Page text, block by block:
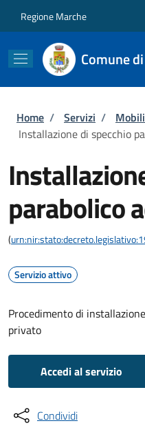
Regione Marche
Comune
Briciole di
Home / Servizi /
Installazione di specchio
parabolico
(
Servizio attivo
Procedimento di
privato
Accedi al servizio
Condividi